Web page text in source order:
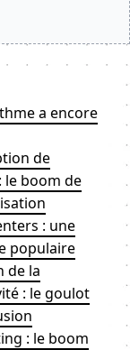
a encore
de
le boom de
: une
populaire
de la
: le goulot
: le boom